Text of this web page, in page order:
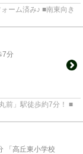
ーム済み♪ ■南東向き
7分
前」駅徒歩約7分！ ■
「高丘東小学校